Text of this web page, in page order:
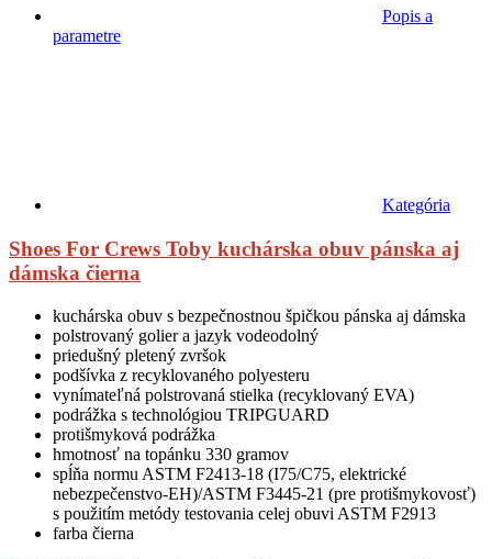
Popis a
parametre
Kategória
Shoes For Crews Toby kuchárska obuv pánska aj
dámska čierna
kuchárska obuv s bezpečnostnou špičkou pánska aj dámska
polstrovaný golier a jazyk vodeodolný
priedušný pletený zvršok
podšívka z recyklovaného polyesteru
vynímateľná polstrovaná stielka (recyklovaný EVA)
podrážka s technológiou TRIPGUARD
protišmyková podrážka
hmotnosť na topánku 330 gramov
spĺňa normu ASTM F2413-18 (I75/C75, elektrické
nebezpečenstvo-EH)/ASTM F3445-21 (pre protišmykovosť)
s použitím metódy testovania celej obuvi ASTM F2913
farba čierna